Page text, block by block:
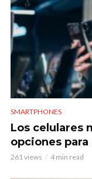
SMARTPHONES
Los celulares
opciones
261 views 4 min read